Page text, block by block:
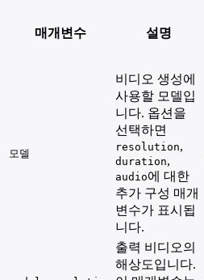
매개변수 설명
모델
비디오 생성에
사용할 모델입
니다. 옵션을
선택하면
resolution,
duration,
audio에 대한
추가 구성 매개
변수가 표시됩
니다.
출력 비디오의
해상도입니다.